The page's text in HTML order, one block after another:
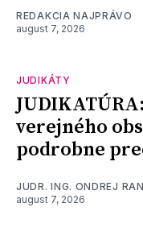
REDAKCIA NAJPRÁVO
august 7, 2026
JUDIKÁTY
verejného
podrobne
JUDR. ING. ONDREJ
august 7, 2026